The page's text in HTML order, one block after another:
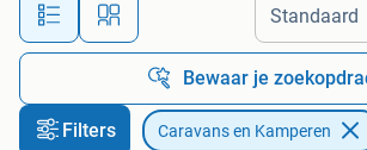
Alle afstanden…
Bewaar je
Filters Caravans en Kamperen